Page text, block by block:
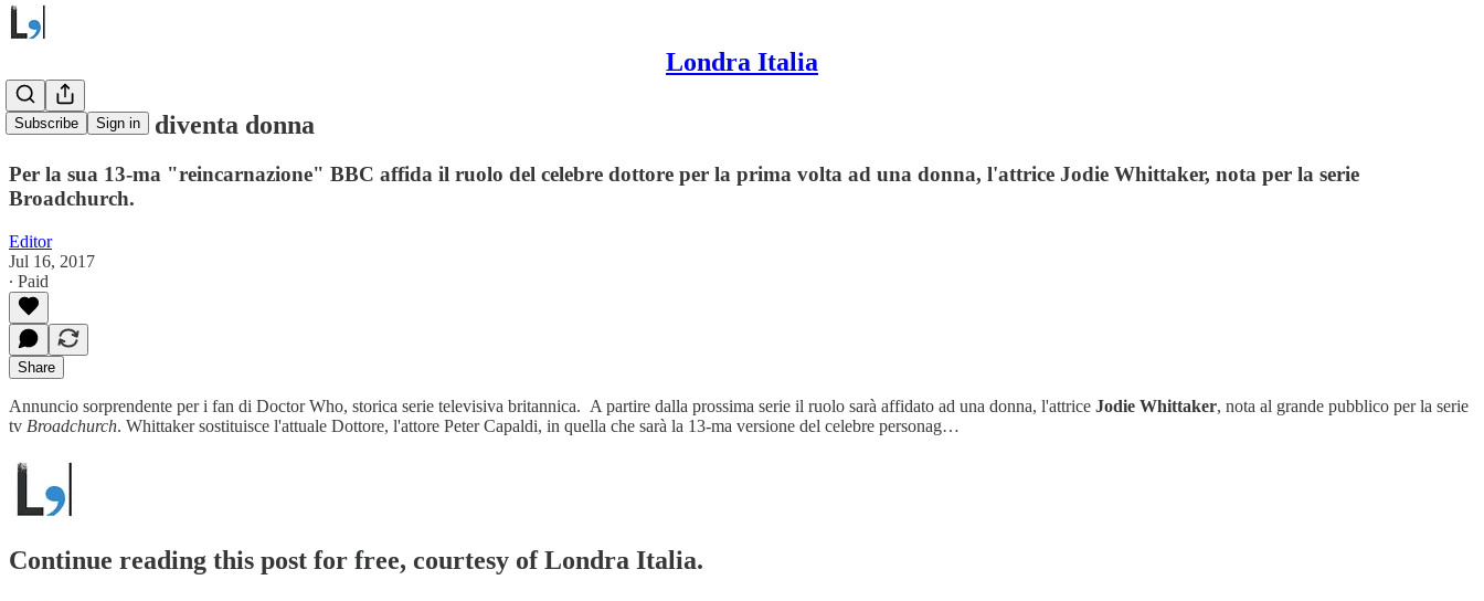
Londra Italia
Subscribe Sign in
Doctor Who diventa donna
Per la sua 13-ma "reincarnazione" BBC affida il ruolo del celebre dottore per la prima volta ad una donna, l'attrice Jodie Whittaker, nota per la serie
Broadchurch.
Editor
Jul 16, 2017
∙ Paid
Share
Annuncio sorprendente per i fan di Doctor Who, storica serie televisiva britannica. A partire dalla prossima serie il ruolo sarà affidato ad una donna, l'attrice Jodie Whittaker, nota al grande pubblico per la serie
tv Broadchurch. Whittaker sostituisce l'attuale Dottore, l'attore Peter Capaldi, in quella che sarà la 13-ma versione del celebre personag…
Continue reading this post for free, courtesy of Londra Italia.